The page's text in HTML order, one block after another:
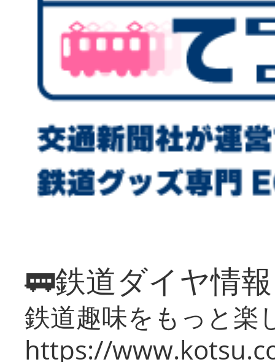
🚃鉄道ダイヤ情
鉄道趣味をもっと楽
https://